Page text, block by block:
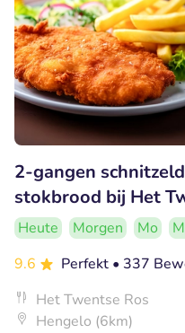
2-gangen
stokbrood bij Het
Heute Morgen Mo
9.6
Perfekt • 337
Het Twentse Ros
Hengelo (6km)